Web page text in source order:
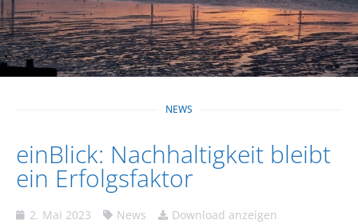
NEWS
einBlick: Nachhaltigkeit bleibt
ein Erfolgsfaktor
2. Mai 2023 News Download anzeigen